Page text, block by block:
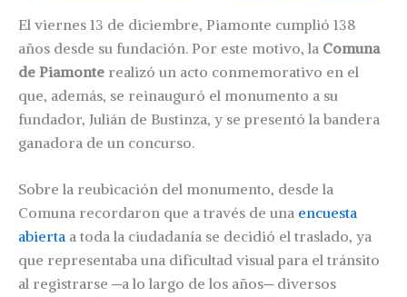
El viernes 13 de diciembre, Piamonte cumplió 138
años desde su fundación. Por este motivo, la Comuna
de Piamonte realizó un acto conmemorativo en el
que, además, se reinauguró el monumento a su
fundador, Julián de Bustinza, y se presentó la bandera
ganadora de un concurso.
Sobre la reubicación del monumento, desde la
Comuna recordaron que a través de una encuesta
abierta a toda la ciudadanía se decidió el traslado, ya
que representaba una dificultad visual para el tránsito
al registrarse ─a lo largo de los años─ diversos